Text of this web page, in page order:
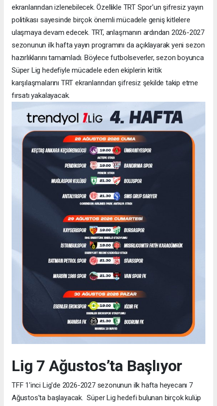
ekranlarından izlenebilecek. Özellikle TRT Spor'un şifresiz yayın
politikası sayesinde birçok önemli mücadele geniş kitlelere
ulaşmaya devam edecek. TRT, anlaşmanın ardından 2026-2027
sezonunun ilk hafta yayın programını da açıklayarak yeni sezon
hazırlıklarını tamamladı. Böylece futbolseverler, sezon boyunca
Süper Lig hedefiyle mücadele eden ekiplerin kritik
karşılaşmalarını TRT ekranlarından şifresiz şekilde takip etme
fırsatı yakalayacak.
Lig 7 Ağustos’ta Başlıyor
TFF 1'inci Lig'de 2026-2027 sezonunun ilk hafta heyecanı 7
Ağustos'ta başlayacak. Süper Lig hedefi bulunan birçok kulüp